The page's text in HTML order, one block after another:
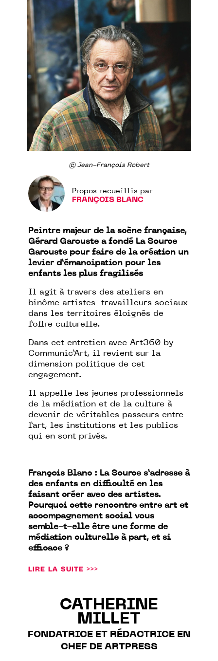
© Jean-François Robert
Propos recueillis par
FRANÇOIS BLANC
Peintre majeur de la scène française,
Gérard Garouste a fondé La Source
Garouste pour faire de la création un
levier d’émancipation pour les
enfants les plus fragilisés
Il agit à travers des ateliers en
binôme artistes–travailleurs sociaux
dans les territoires éloignés de
l’offre culturelle.
Dans cet entretien avec Art360 by
Communic’Art, il revient sur la
dimension politique de cet
engagement.
Il appelle les jeunes professionnels
de la médiation et de la culture à
devenir de véritables passeurs entre
l’art, les institutions et les publics
qui en sont privés.
François Blanc : La Source s’adresse à
des enfants en difficulté en les
faisant créer avec des artistes.
Pourquoi cette rencontre entre art et
accompagnement social vous
semble-t-elle être une forme de
médiation culturelle à part, et si
efficace ?
LIRE LA SUITE >>>
CATHERINE
MILLET
FONDATRICE ET RÉDACTRICE EN
CHEF DE ARTPRESS